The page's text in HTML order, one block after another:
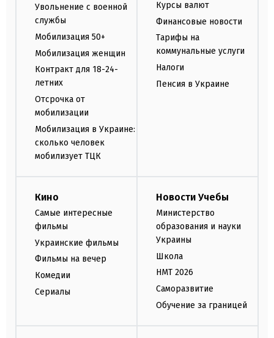
Увольнение с военной
службы
Мобилизация 50+
Мобилизация женщин
Контракт для 18-24-
летних
Отсрочка от
мобилизации
Мобилизация в Украине:
сколько человек
мобилизует ТЦК
Курсы валют
Финансовые новости
Тарифы на
коммунальные услуги
Налоги
Пенсия в Украине
Кино
Самые интересные
фильмы
Украинские фильмы
Фильмы на вечер
Комедии
Сериалы
Новости Учебы
Министерство
образования и науки
Украины
Школа
НМТ 2026
Саморазвитие
Обучение за границей